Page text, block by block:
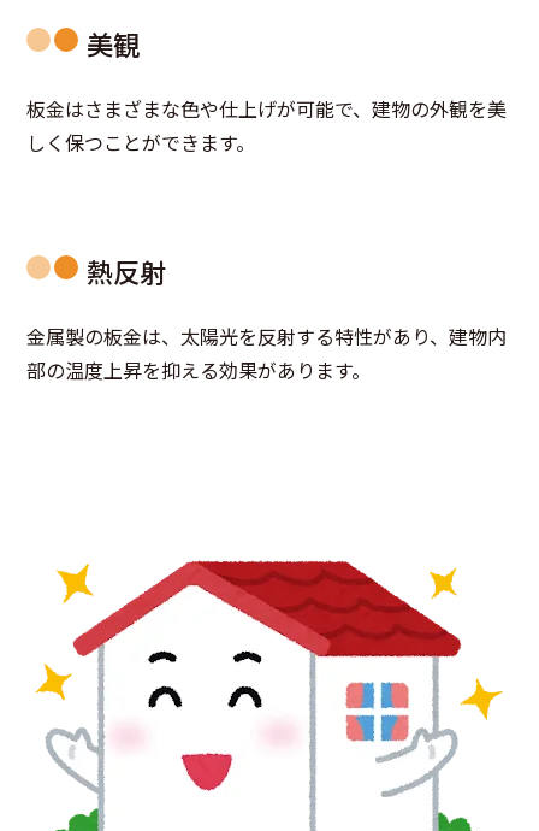
美観
板金はさまざまな色や仕上げが可能で、建物の外観を美
しく保つことができます。
熱反射
金属製の板金は、太陽光を反射する特性があり、建物内
部の温度上昇を抑える効果があります。